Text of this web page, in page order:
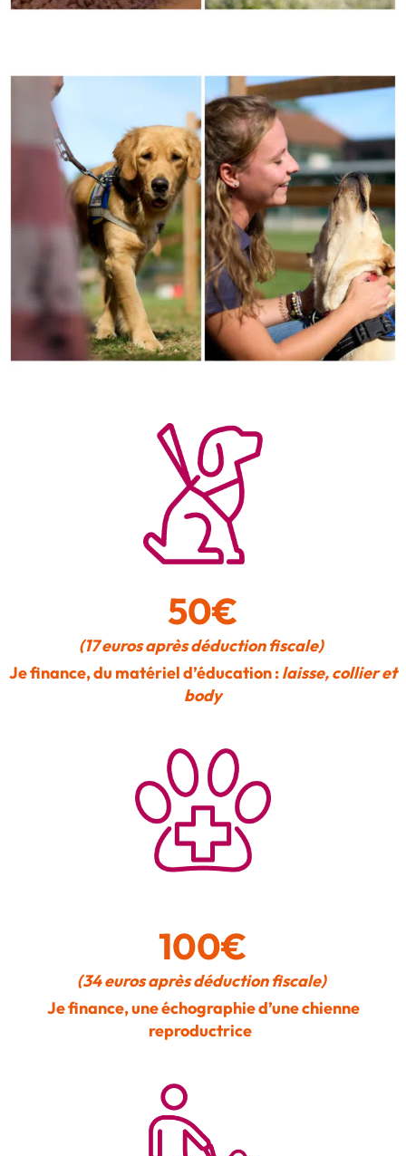
50€
(17 euros après déduction fiscale)
Je finance, du matériel d’éducation :laisse, collier et
body
100€
(34 euros après déduction fiscale)
Je finance, une échographie d’une chienne
reproductrice